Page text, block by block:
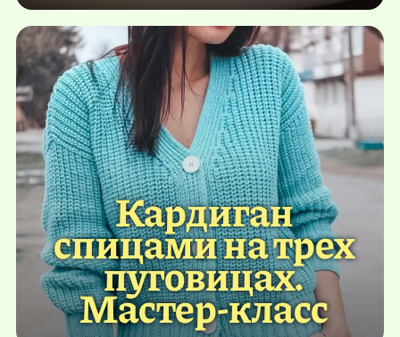
Кардиган
спицами на трех
пуговицах.
Мастер-класс